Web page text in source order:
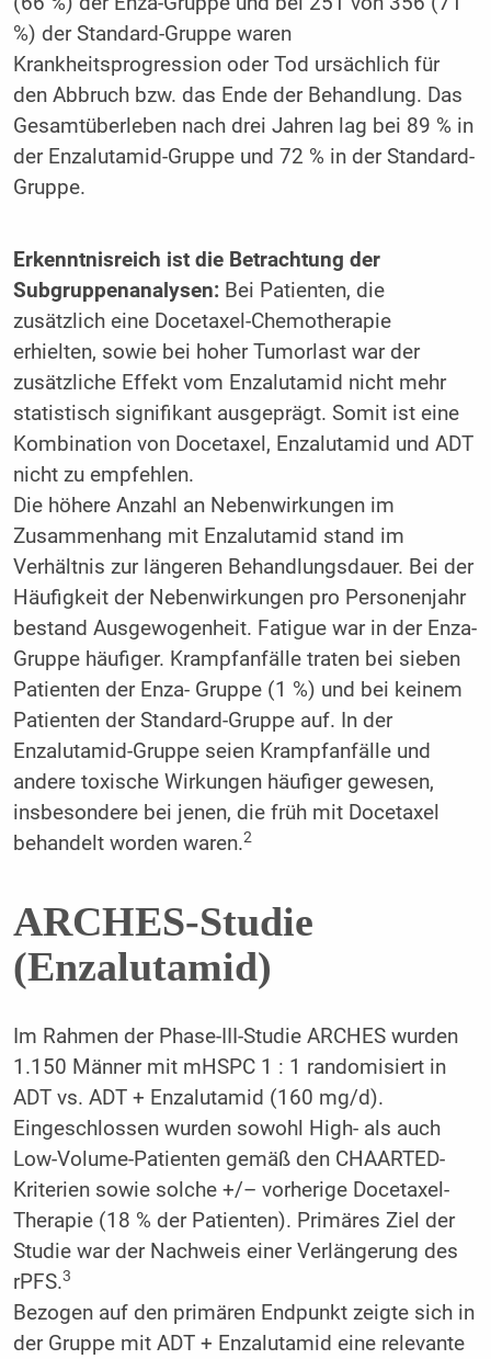
%) der Standard-Gruppe waren
Krankheitsprogression oder Tod ursächlich für
den Abbruch bzw. das Ende der Behandlung. Das
Gesamtüberleben nach drei Jahren lag bei 89 % in
der Enzalutamid-Gruppe und 72 % in der Standard-
Gruppe.
Erkenntnisreich ist die Betrachtung der
Subgruppenanalysen: Bei Patienten, die
zusätzlich eine Docetaxel-Chemotherapie
erhielten, sowie bei hoher Tumorlast war der
zusätzliche Effekt vom Enzalutamid nicht mehr
statistisch signifikant ausgeprägt. Somit ist eine
Kombination von Docetaxel, Enzalutamid und ADT
nicht zu empfehlen.
Die höhere Anzahl an Nebenwirkungen im
Zusammenhang mit Enzalutamid stand im
Verhältnis zur längeren Behandlungsdauer. Bei der
Häufigkeit der Nebenwirkungen pro Personenjahr
bestand Ausgewogenheit. Fatigue war in der Enza-
Gruppe häufiger. Krampfanfälle traten bei sieben
Patienten der Enza- Gruppe (1 %) und bei keinem
Patienten der Standard-Gruppe auf. In der
Enzalutamid-Gruppe seien Krampfanfälle und
andere toxische Wirkungen häufiger gewesen,
insbesondere bei jenen, die früh mit Docetaxel
behandelt worden waren.2
ARCHES-Studie
(Enzalutamid)
Im Rahmen der Phase-III-Studie ARCHES wurden
1.150 Männer mit mHSPC 1 : 1 randomisiert in
ADT vs. ADT + Enzalutamid (160 mg/d).
Eingeschlossen wurden sowohl High- als auch
Low-Volume-Patienten gemäß den CHAARTED-
Kriterien sowie solche +/– vorherige Docetaxel-
Therapie (18 % der Patienten). Primäres Ziel der
Studie war der Nachweis einer Verlängerung des
rPFS.3
Bezogen auf den primären Endpunkt zeigte sich in
der Gruppe mit ADT + Enzalutamid eine relevante